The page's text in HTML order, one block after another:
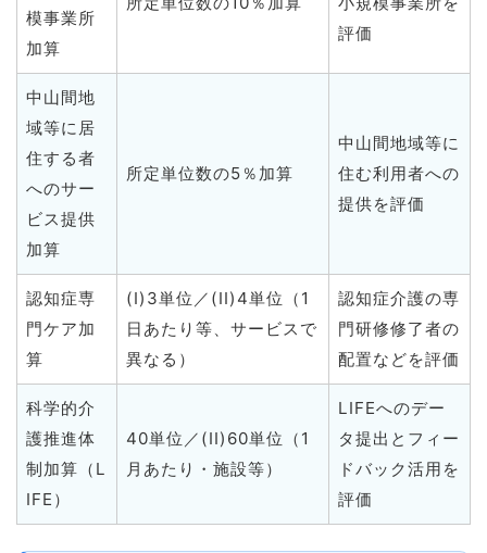
模事業所
加算
評価
中山間地
域等に居
住する者
へのサー
ビス提供
加算
所定単位数の5％加算
中山間地域等に
住む利用者への
提供を評価
認知症専
門ケア加
算
(I)3単位／(II)4単位（1
日あたり等、サービスで
異なる）
認知症介護の専
門研修修了者の
配置などを評価
科学的介
護推進体
制加算（L
IFE）
40単位／(II)60単位（1
月あたり・施設等）
LIFEへのデー
タ提出とフィー
ドバック活用を
評価